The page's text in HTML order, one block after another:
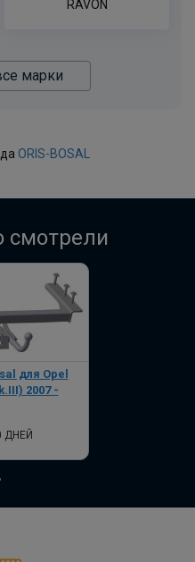
RAVON
марки
ORIS-BOSAL
смотрели
для Opel
2007 -
ДНЕЙ